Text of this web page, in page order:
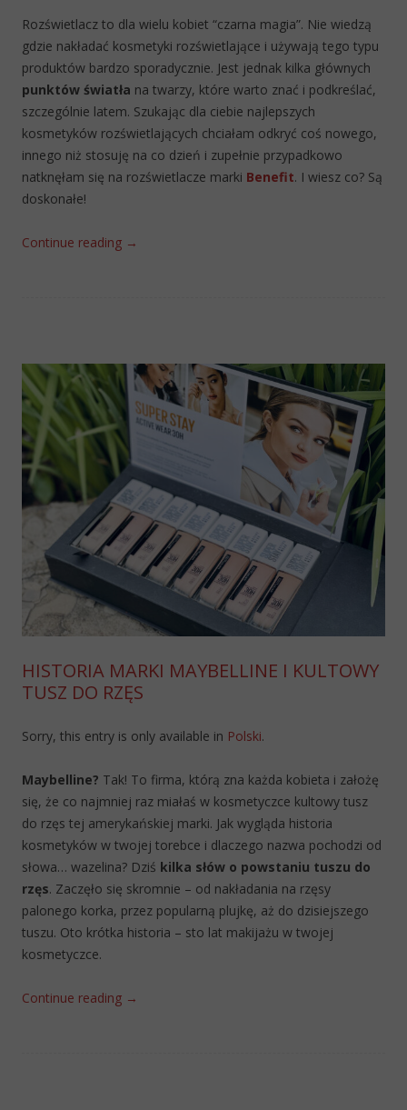
Rozświetlacz to dla wielu kobiet “czarna magia”. Nie wiedzą
gdzie nakładać kosmetyki rozświetlające i używają tego typu
produktów bardzo sporadycznie. Jest jednak kilka głównych
punktów światła na twarzy, które warto znać i podkreślać,
szczególnie latem. Szukając dla ciebie najlepszych
kosmetyków rozświetlających chciałam odkryć coś nowego,
innego niż stosuję na co dzień i zupełnie przypadkowo
natknęłam się na rozświetlacze marki Benefit. I wiesz co? Są
doskonałe!
Continue reading →
HISTORIA MARKI MAYBELLINE I KULTOWY
TUSZ DO RZĘS
Sorry, this entry is only available in Polski.
Maybelline? Tak! To firma, którą zna każda kobieta i założę
się, że co najmniej raz miałaś w kosmetyczce kultowy tusz
do rzęs tej amerykańskiej marki. Jak wygląda historia
kosmetyków w twojej torebce i dlaczego nazwa pochodzi od
słowa… wazelina? Dziś kilka słów o powstaniu tuszu do
rzęs. Zaczęło się skromnie – od nakładania na rzęsy
palonego korka, przez popularną plujkę, aż do dzisiejszego
tuszu. Oto krótka historia – sto lat makijażu w twojej
kosmetyczce.
Continue reading →